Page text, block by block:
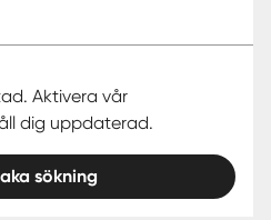
Aktivera vår
dig uppdaterad.
sökning